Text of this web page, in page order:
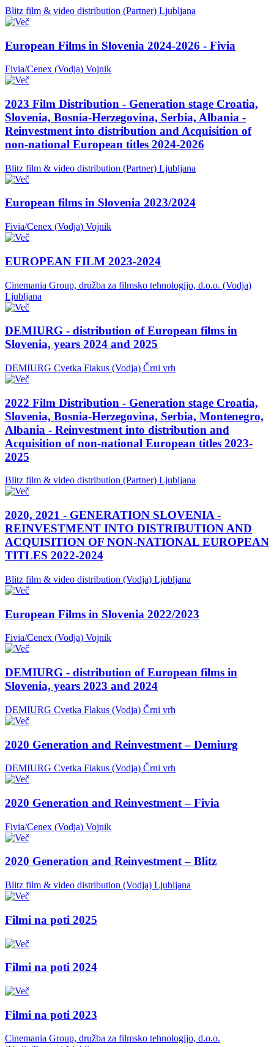
Blitz film & video distribution (Partner) Ljubljana
European Films in Slovenia 2024-2026 - Fivia
Fivia/Cenex (Vodja) Vojnik
2023 Film Distribution - Generation stage Croatia,
Slovenia, Bosnia-Herzegovina, Serbia, Albania -
Reinvestment into distribution and Acquisition of
non-national European titles 2024-2026
Blitz film & video distribution (Partner) Ljubljana
European films in Slovenia 2023/2024
Fivia/Cenex (Vodja) Vojnik
EUROPEAN FILM 2023-2024
Cinemania Group, družba za filmsko tehnologijo, d.o.o. (Vodja)
Ljubljana
DEMIURG - distribution of European films in
Slovenia, years 2024 and 2025
DEMIURG Cvetka Flakus (Vodja) Črni vrh
2022 Film Distribution - Generation stage Croatia,
Slovenia, Bosnia-Herzegovina, Serbia, Montenegro,
Albania - Reinvestment into distribution and
Acquisition of non-national European titles 2023-
2025
Blitz film & video distribution (Partner) Ljubljana
2020, 2021 - GENERATION SLOVENIA -
REINVESTMENT INTO DISTRIBUTION AND
ACQUISITION OF NON-NATIONAL EUROPEAN
TITLES 2022-2024
Blitz film & video distribution (Vodja) Ljubljana
European Films in Slovenia 2022/2023
Fivia/Cenex (Vodja) Vojnik
DEMIURG - distribution of European films in
Slovenia, years 2023 and 2024
DEMIURG Cvetka Flakus (Vodja) Črni vrh
2020 Generation and Reinvestment – Demiurg
DEMIURG Cvetka Flakus (Vodja) Črni vrh
2020 Generation and Reinvestment – Fivia
Fivia/Cenex (Vodja) Vojnik
2020 Generation and Reinvestment – Blitz
Blitz film & video distribution (Vodja) Ljubljana
Filmi na poti 2025
Filmi na poti 2024
Filmi na poti 2023
Cinemania Group, družba za filmsko tehnologijo, d.o.o.